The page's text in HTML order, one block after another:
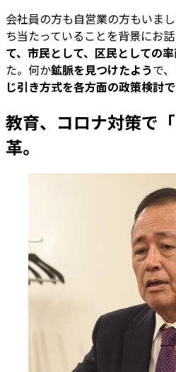
会社員の方も自営業の方もいま
ち当たっていることを背景にお話
て、市民として、区民としての
た。何か鉱脈を見つけたようで
じ引き方式を各方面の政策検討
教育、コロナ対策で
革。